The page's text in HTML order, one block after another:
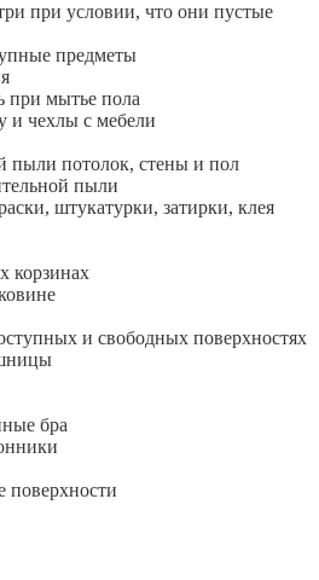
при условии, что они пустые
предметы
при мытье пола
и чехлы с мебели
пыли потолок, стены и пол
пыли
штукатурки, затирки, клея
корзинах
и свободных поверхностях
бра
поверхности